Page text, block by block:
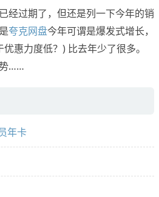
经过期了，但还是列一下今年的销
夸克网盘今年可谓是爆发式增长，
惠力度低？) 比去年少了很多。
……
年卡